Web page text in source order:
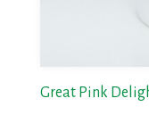
Great Pink